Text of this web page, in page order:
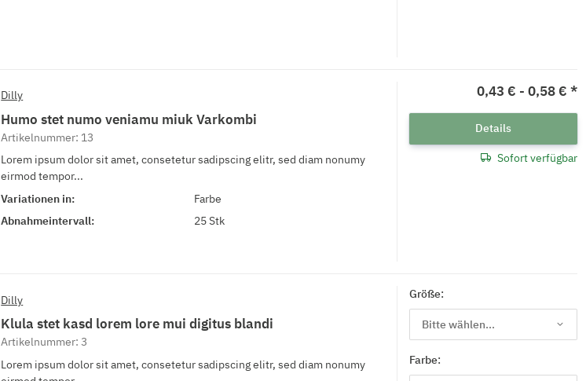
Dilly
Humo stet numo veniamu miuk Varkombi
Artikelnummer: 13
Lorem ipsum dolor sit amet, consetetur sadipscing elitr, sed diam nonumy
eirmod tempor...
Variationen in:
Farbe
Abnahmeintervall:
25 Stk
0,43 € - 0,58 € *
Details
Sofort verfügbar
Dilly
Klula stet kasd lorem lore mui digitus blandi
Artikelnummer: 3
Lorem ipsum dolor sit amet, consetetur sadipscing elitr, sed diam nonumy
Größe:
Bitte wählen...
Farbe: